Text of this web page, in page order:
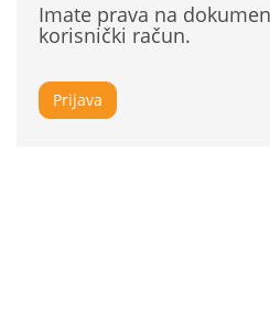
Imate prava na
korisnički račun.
Prijava